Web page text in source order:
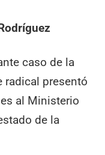
caso de la
radical presentó
al Ministerio
de la